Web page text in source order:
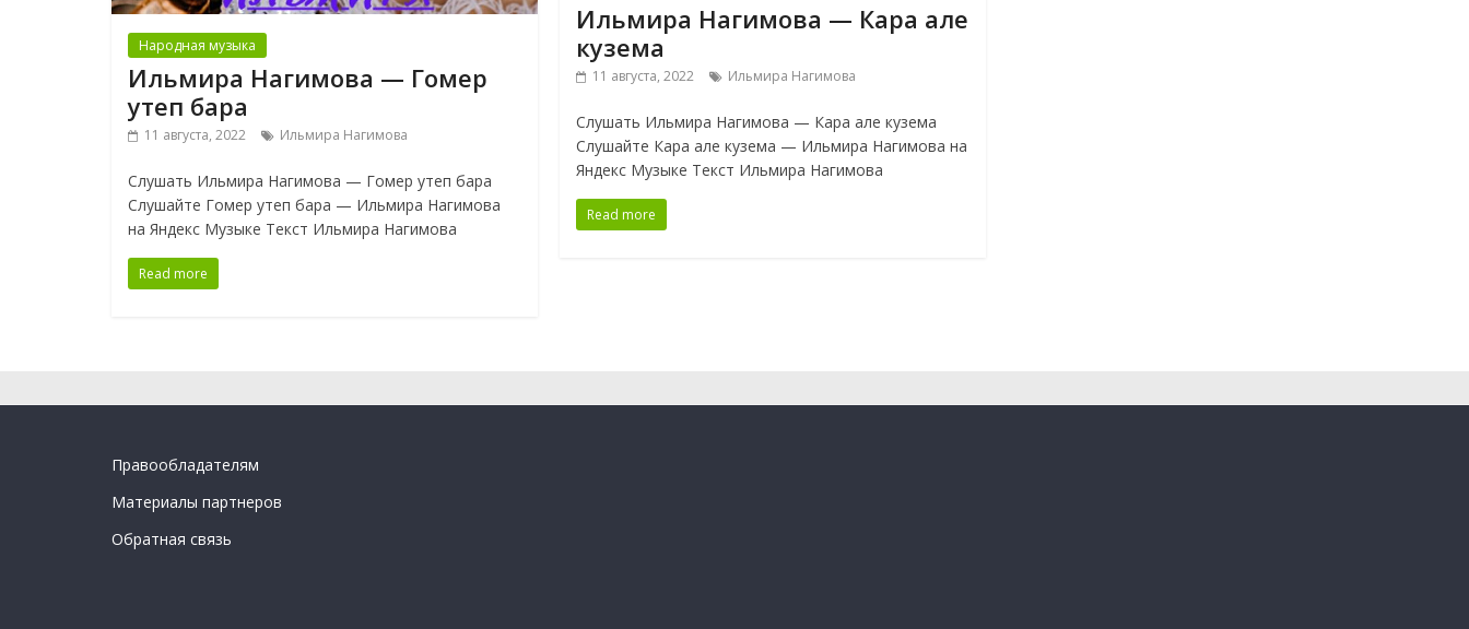
Народная музыка
Ильмира Нагимова — Гомер
утеп бара
11 августа, 2022 Ильмира Нагимова
Слушать Ильмира Нагимова — Гомер утеп бара
Слушайте Гомер утеп бара — Ильмира Нагимова
на Яндекс Музыке Текст Ильмира Нагимова
Read more
Ильмира Нагимова — Кара але
кузема
11 августа, 2022 Ильмира Нагимова
Слушать Ильмира Нагимова — Кара але кузема
Слушайте Кара але кузема — Ильмира Нагимова на
Яндекс Музыке Текст Ильмира Нагимова
Read more
Правообладателям
Материалы партнеров
Обратная связь